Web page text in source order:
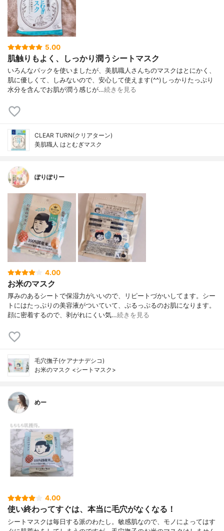
5.00
肌触りもよく、しっかり潤うシートマスク
いろんなパックを使いましたが、美肌職人さんちのマスクはとにかく、
肌に優しくて、しみないので、安心して使えます(^^)しっかりたっぷり
水分を含んでお肌が潤う感じが…続きを見る
CLEAR TURN(クリアターン)
美肌職人 はとむぎマスク
ぽりぽりー
4.00
お米のマスク
厚みのあるシートで保湿力がいいので、リピートづかいしてます。シー
トにはたっぷりの美容液がついていて、ぷるっぷるのお肌になります。
顔に密着するので、剥がれにくい気…続きを見る
毛穴撫子(ケアナナデシコ)
お米のマスク <シートマスク>
めー
4.00
使い終わってすぐは、本当に毛穴がなくなる！
シートマスクは毎日する派のわたし。敏感肌なので、モノによってはす